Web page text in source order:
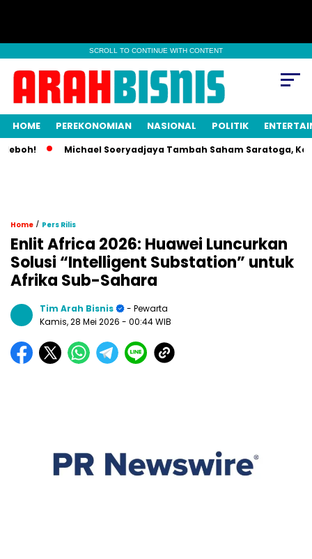
SCROLL TO CONTINUE WITH CONTENT
HOME PEREKONOMIAN NASIONAL POLITIK
Michael Soeryadjaya Tambah Saham Saratoga,
Home / Pers Rilis
Enlit Africa 2026: Huawei Luncurkan
Solusi “Intelligent Substation” untuk
Afrika Sub-Sahara
Tim Arah Bisnis
- Pewarta
Kamis, 28 Mei 2026 - 00:44 WIB